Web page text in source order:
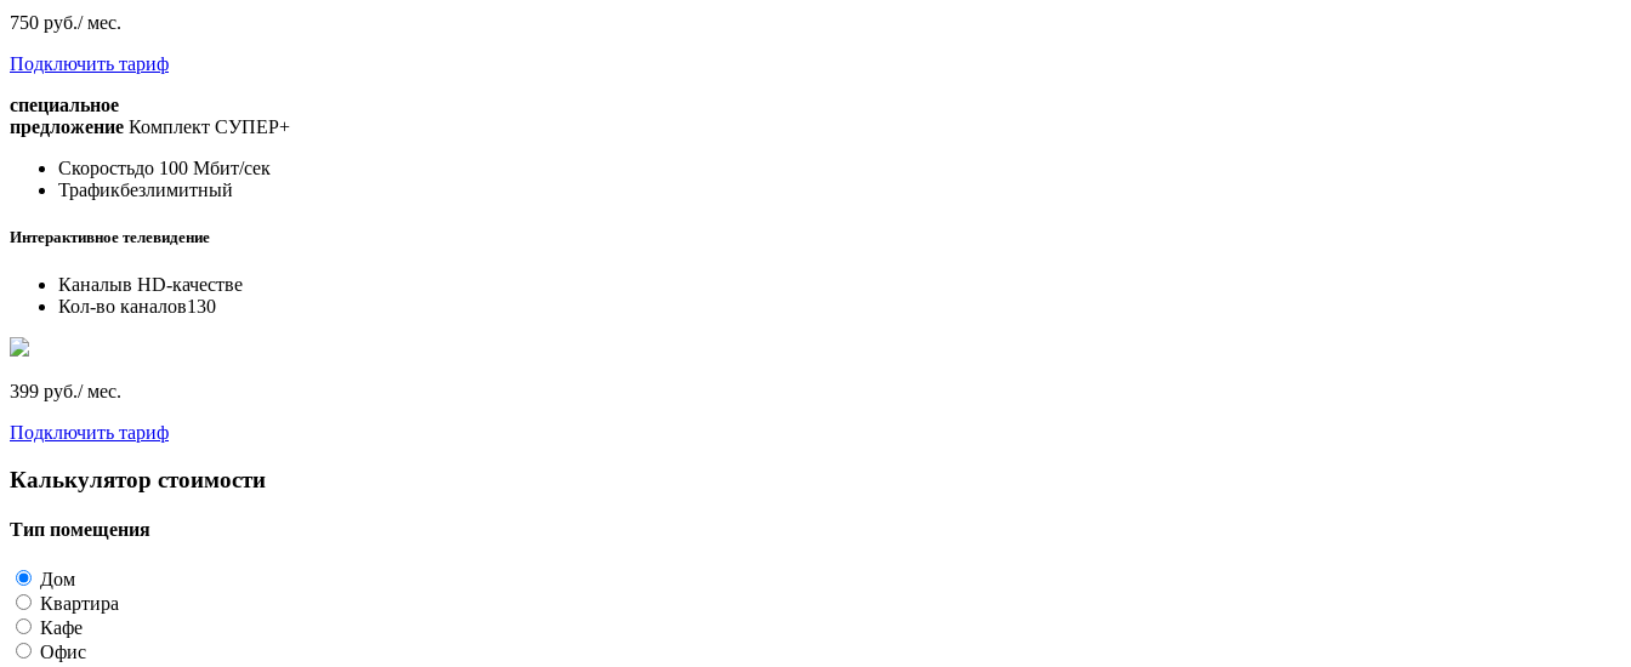
750 руб./ мес.
Подключить тариф
специальное
предложение Комплект СУПЕР+
Скоростьдо 100 Мбит/сек
Трафикбезлимитный
Интерактивное телевидение
Каналыв HD-качестве
Кол-во каналов130
399 руб./ мес.
Подключить тариф
Калькулятор стоимости
Тип помещения
Дом
Квартира
Кафе
Офис